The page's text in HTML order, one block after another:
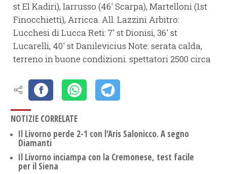
st El Kadiri), Iarrusso (46' Scarpa), Martelloni (1st
Finocchietti), Arricca. All. Lazzini Arbitro:
Lucchesi di Lucca Reti: 7' st Dionisi, 36' st
Lucarelli, 40' st Danilevicius Note: serata calda,
terreno in buone condizioni. spettatori 2500 circa
NOTIZIE CORRELATE
Il Livorno perde 2-1 con l'Aris Salonicco. A segno
Diamanti
Il Livorno inciampa con la Cremonese, test facile
per il Siena